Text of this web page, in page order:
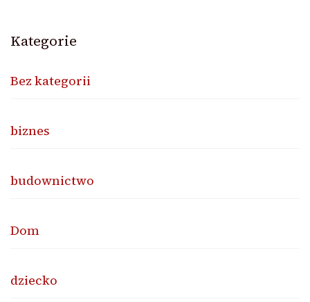
Kategorie
Bez kategorii
biznes
budownictwo
Dom
dziecko